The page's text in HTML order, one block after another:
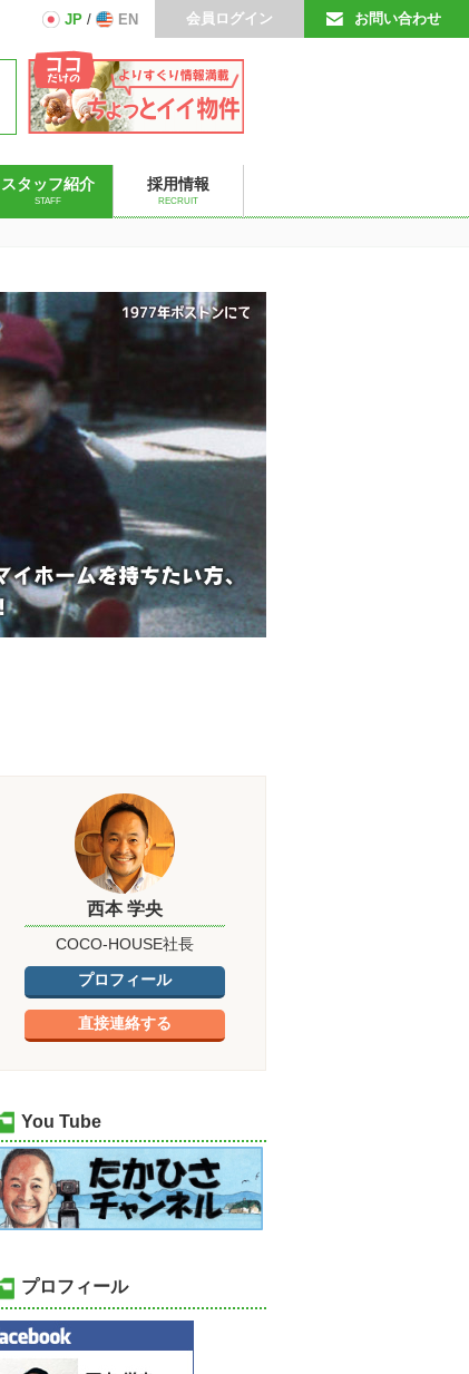
お問い合わせ
会員ログイン
JP / EN
スタッフ紹介
STAFF
採用情報
RECRUIT
西本 学央
COCO-HOUSE社長
プロフィール
直接連絡する
You Tube
プロフィール